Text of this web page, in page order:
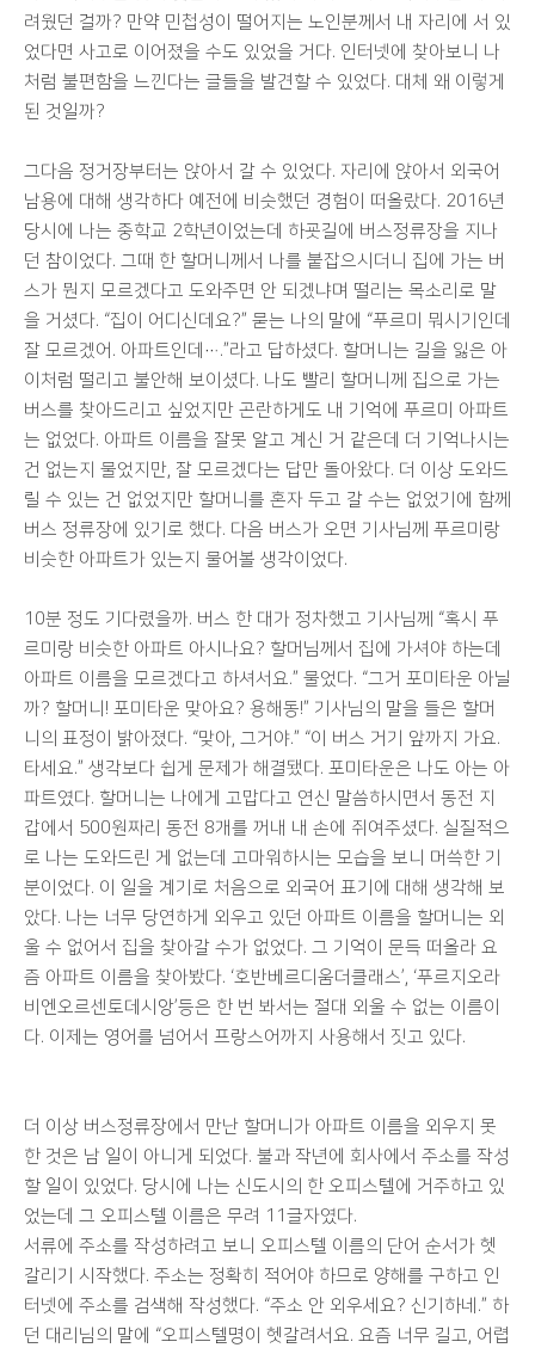
려웠던 걸까? 만약 민첩성이 떨어지는 노인분께서 내 자리에 서 있
었다면 사고로 이어졌을 수도 있었을 거다. 인터넷에 찾아보니 나
처럼 불편함을 느낀다는 글들을 발견할 수 있었다. 대체 왜 이렇게
된 것일까?
그다음 정거장부터는 앉아서 갈 수 있었다. 자리에 앉아서 외국어
남용에 대해 생각하다 예전에 비슷했던 경험이 떠올랐다. 2016년
당시에 나는 중학교 2학년이었는데 하굣길에 버스정류장을 지나
던 참이었다. 그때 한 할머니께서 나를 붙잡으시더니 집에 가는 버
스가 뭔지 모르겠다고 도와주면 안 되겠냐며 떨리는 목소리로 말
을 거셨다. “집이 어디신데요?” 묻는 나의 말에 “푸르미 뭐시기인데
잘 모르겠어. 아파트인데….”라고 답하셨다. 할머니는 길을 잃은 아
이처럼 떨리고 불안해 보이셨다. 나도 빨리 할머니께 집으로 가는
버스를 찾아드리고 싶었지만 곤란하게도 내 기억에 푸르미 아파트
는 없었다. 아파트 이름을 잘못 알고 계신 거 같은데 더 기억나시는
건 없는지 물었지만, 잘 모르겠다는 답만 돌아왔다. 더 이상 도와드
릴 수 있는 건 없었지만 할머니를 혼자 두고 갈 수는 없었기에 함께
버스 정류장에 있기로 했다. 다음 버스가 오면 기사님께 푸르미랑
비슷한 아파트가 있는지 물어볼 생각이었다.
10분 정도 기다렸을까. 버스 한 대가 정차했고 기사님께 “혹시 푸
르미랑 비슷한 아파트 아시나요? 할머님께서 집에 가셔야 하는데
아파트 이름을 모르겠다고 하셔서요.” 물었다. “그거 포미타운 아닐
까? 할머니! 포미타운 맞아요? 용해동!” 기사님의 말을 들은 할머
니의 표정이 밝아졌다. “맞아, 그거야.” “이 버스 거기 앞까지 가요.
타세요.” 생각보다 쉽게 문제가 해결됐다. 포미타운은 나도 아는 아
파트였다. 할머니는 나에게 고맙다고 연신 말씀하시면서 동전 지
갑에서 500원짜리 동전 8개를 꺼내 내 손에 쥐여주셨다. 실질적으
로 나는 도와드린 게 없는데 고마워하시는 모습을 보니 머쓱한 기
분이었다. 이 일을 계기로 처음으로 외국어 표기에 대해 생각해 보
았다. 나는 너무 당연하게 외우고 있던 아파트 이름을 할머니는 외
울 수 없어서 집을 찾아갈 수가 없었다. 그 기억이 문득 떠올라 요
즘 아파트 이름을 찾아봤다. ‘호반베르디움더클래스’, ‘푸르지오라
비엔오르센토데시앙’등은 한 번 봐서는 절대 외울 수 없는 이름이
다. 이제는 영어를 넘어서 프랑스어까지 사용해서 짓고 있다.
더 이상 버스정류장에서 만난 할머니가 아파트 이름을 외우지 못
한 것은 남 일이 아니게 되었다. 불과 작년에 회사에서 주소를 작성
할 일이 있었다. 당시에 나는 신도시의 한 오피스텔에 거주하고 있
었는데 그 오피스텔 이름은 무려 11글자였다.
서류에 주소를 작성하려고 보니 오피스텔 이름의 단어 순서가 헷
갈리기 시작했다. 주소는 정확히 적어야 하므로 양해를 구하고 인
터넷에 주소를 검색해 작성했다. “주소 안 외우세요? 신기하네.” 하
던 대리님의 말에 “오피스텔명이 헷갈려서요. 요즘 너무 길고, 어렵